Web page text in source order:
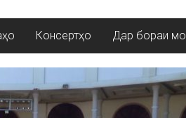
Консертҳо Дар бораи мо